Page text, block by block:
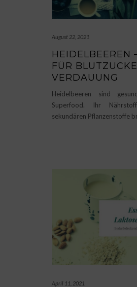
August 22, 2021
HEIDELBEEREN
FÜR
VERDAUUNG
Heidelbeeren sind
Superfood. Ihr
sekundären Pflanzenstoffe
April 11, 2021